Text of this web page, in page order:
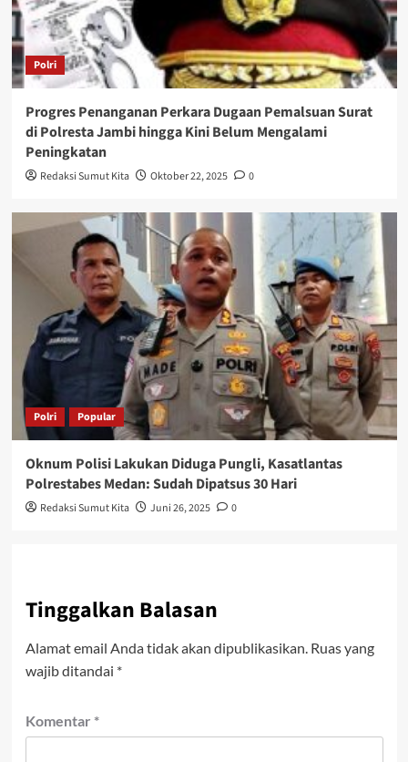
Polri
Progres Penanganan Perkara Dugaan Pemalsuan Surat
di Polresta Jambi hingga Kini Belum Mengalami
Peningkatan
Redaksi Sumut Kita Oktober 22, 2025 0
Polri Popular
Oknum Polisi Lakukan Diduga Pungli, Kasatlantas
Polrestabes Medan: Sudah Dipatsus 30 Hari
Redaksi Sumut Kita Juni 26, 2025 0
Tinggalkan Balasan
Alamat email Anda tidak akan dipublikasikan. Ruas yang
wajib ditandai *
Komentar *